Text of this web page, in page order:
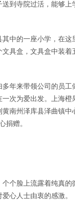
到寺院过活，能够上
的一座小学，在这
具盒，文具盒中装
来带领公司的员工
次为爱出发。上海
南州泽库县泽曲镇
捐赠。
脸上流露着纯真的
心人士由衷的感激。